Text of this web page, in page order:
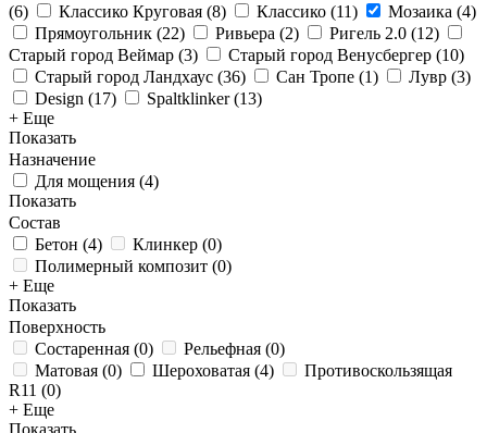
(6) Классико Круговая (8) Классико (11) Мозаика (4)
Прямоугольник (22) Ривьера (2) Ригель 2.0 (12)
Старый город Веймар (3) Старый город Венусбергер (10)
Старый город Ландхаус (36) Сан Тропе (1) Лувр (3)
Design (17) Spaltklinker(13)
+ Еще
Показать
Назначение
Для мощения (4)
Показать
Состав
Бетон (4) Клинкер (0)
Полимерный композит (0)
+ Еще
Показать
Поверхность
Состаренная (0) Рельефная (0)
Матовая (0) Шероховатая (4)
Противоскользящая
R11 (0)
+ Еще
Показать